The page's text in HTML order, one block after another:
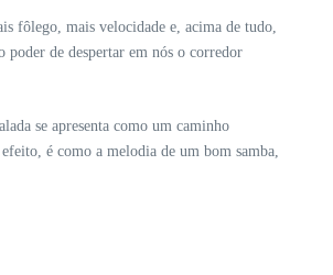
fôlego, mais velocidade e, acima de tudo,
poder de despertar em nós o corredor
se apresenta como um caminho
é como a melodia de um bom samba,